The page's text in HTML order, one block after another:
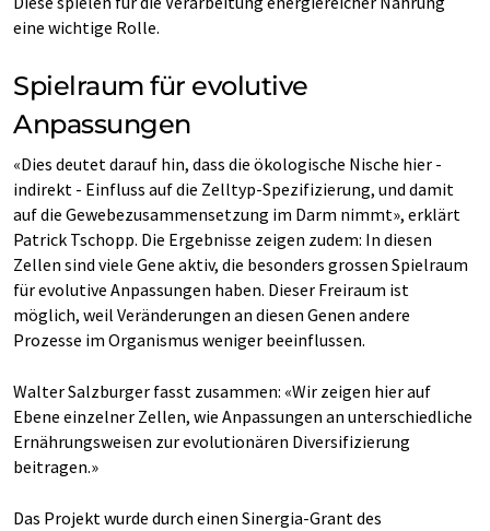
eine wichtige Rolle.
Spielraum für evolutive
Anpassungen
«Dies deutet darauf hin, dass die ökologische Nische hier -
indirekt - Einfluss auf die Zelltyp-Spezifizierung, und damit
auf die Gewebezusammensetzung im Darm nimmt», erklärt
Patrick Tschopp. Die Ergebnisse zeigen zudem: In diesen
Zellen sind viele Gene aktiv, die besonders grossen Spielraum
für evolutive Anpassungen haben. Dieser Freiraum ist
möglich, weil Veränderungen an diesen Genen andere
Prozesse im Organismus weniger beeinflussen.
Walter Salzburger fasst zusammen: «Wir zeigen hier auf
Ebene einzelner Zellen, wie Anpassungen an unterschiedliche
Ernährungsweisen zur evolutionären Diversifizierung
beitragen.»
Das Projekt wurde durch einen Sinergia-Grant des